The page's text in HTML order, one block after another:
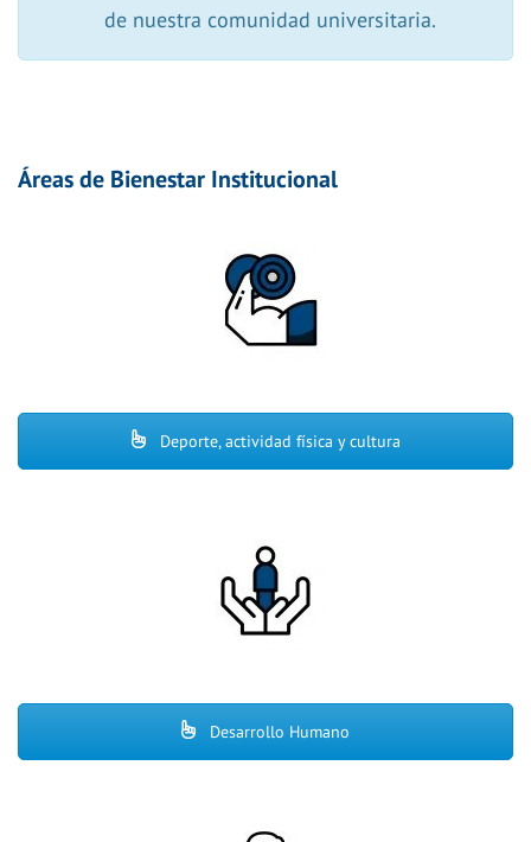
de nuestra comunidad universitaria.
Áreas de Bienestar Institucional
Deporte, actividad física y cultura
Desarrollo Humano